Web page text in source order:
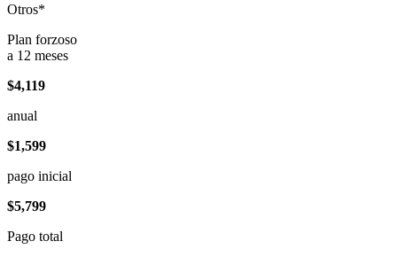
Otros*
Plan forzoso
a 12 meses
$4,119
anual
$1,599
pago inicial
$5,799
Pago total